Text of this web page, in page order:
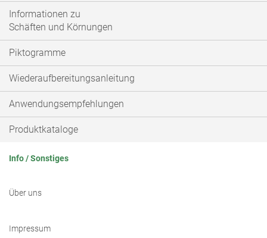
Informationen zu
Schäften und Körnungen
Piktogramme
Wiederaufbereitungsanleitung
Anwendungsempfehlungen
Produktkataloge
Info / Sonstiges
Über uns
Impressum